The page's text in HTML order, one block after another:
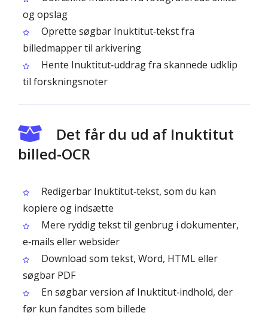
og opslag
Oprette søgbar Inuktitut‑tekst fra
billedmapper til arkivering
Hente Inuktitut‑uddrag fra skannede udklip
til forskningsnoter
Det får du ud af Inuktitut
billed‑OCR
Redigerbar Inuktitut‑tekst, som du kan
kopiere og indsætte
Mere ryddig tekst til genbrug i dokumenter,
e‑mails eller websider
Download som tekst, Word, HTML eller
søgbar PDF
En søgbar version af Inuktitut‑indhold, der
før kun fandtes som billede